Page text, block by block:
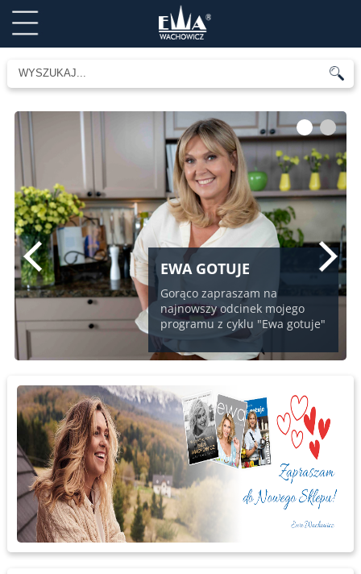
EWA GOTUJE
Gorąco zapraszam na
najnowszy odcinek mojego
programu z cyklu "Ewa gotuje"
1 2